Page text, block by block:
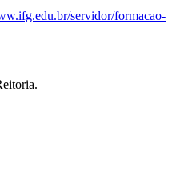
servidor/formacao-